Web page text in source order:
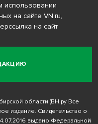
использовании
на сайте VN.ru,
на сайт
области (ВН.ру Все
издание. Свидетельство о
выдано Федеральной